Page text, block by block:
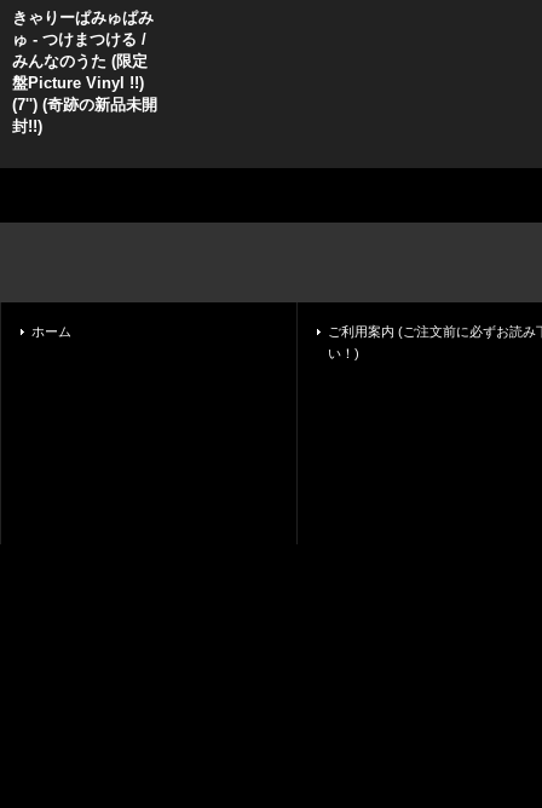
きゃりーぱみゅぱみ
ゅ - つけまつける /
みんなのうた (限定
盤Picture Vinyl !!)
(7'') (奇跡の新品未開
封!!)
ホーム
ご利用案内 (ご注文前に必ずお読み
い！)